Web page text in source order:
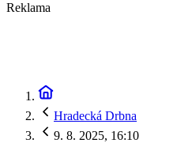
Reklama
Hradecká Drbna
9. 8. 2025, 16:10